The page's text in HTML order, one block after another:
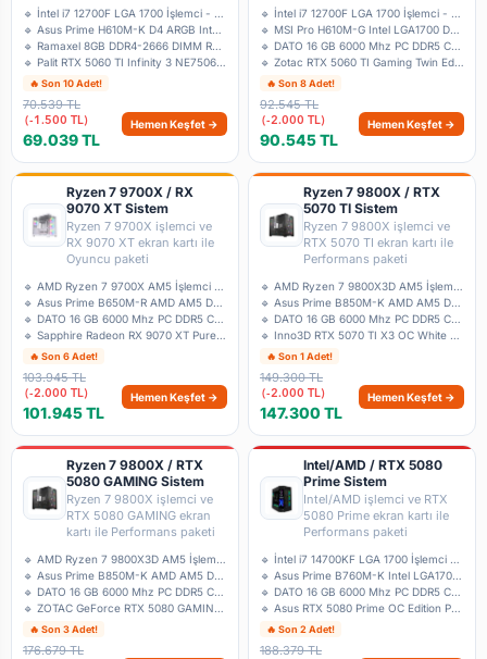
🔥 Son 10 Adet!
70.539 TL
(-1.500 TL)
69.039 TL
Hemen Keşfet →
🔥 Son 8 Adet!
92.545 TL
(-2.000 TL)
90.545 TL
Hemen Keşfet →
Ryzen 7 9700X / RX
9070 XT Sistem
Ryzen 7 9700X işlemci ve
RX 9070 XT ekran kartı ile
Oyuncu paketi
🔥 Son 6 Adet!
103.945 TL
(-2.000 TL)
101.945 TL
Hemen Keşfet →
Ryzen 7 9800X / RTX
5070 TI Sistem
Ryzen 7 9800X işlemci ve
RTX 5070 TI ekran kartı ile
Performans paketi
🔥 Son 1 Adet!
149.300 TL
(-2.000 TL)
147.300 TL
Hemen Keşfet →
Ryzen 7 9800X / RTX
5080 GAMING Sistem
Ryzen 7 9800X işlemci ve
RTX 5080 GAMING ekran
kartı ile Performans paketi
🔥 Son 3 Adet!
176.679 TL
Intel/AMD / RTX 5080
Prime Sistem
Intel/AMD işlemci ve RTX
5080 Prime ekran kartı ile
Performans paketi
🔥 Son 2 Adet!
188.379 TL